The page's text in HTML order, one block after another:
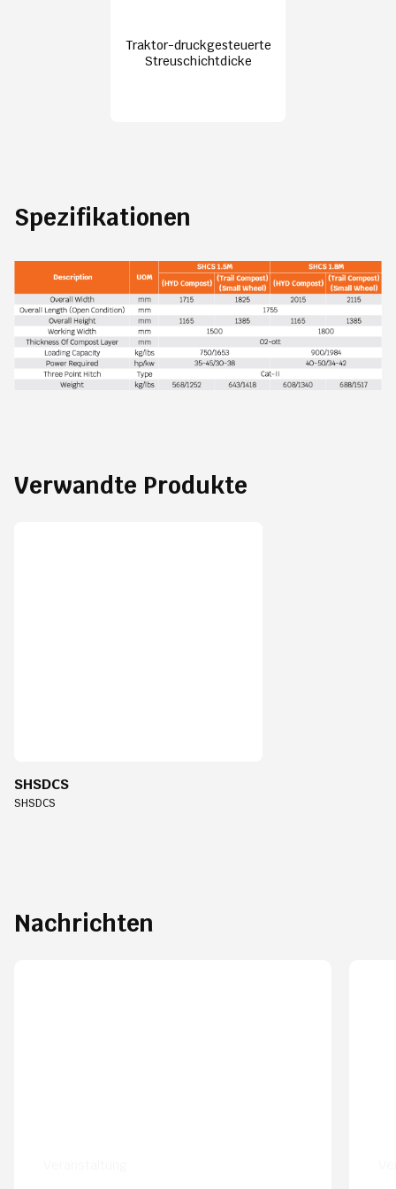
Traktor-druckgesteuerte
Streuschichtdicke
Spezifikationen
Verwandte Produkte
SHSDCS
SHSDCS
Nachrichten